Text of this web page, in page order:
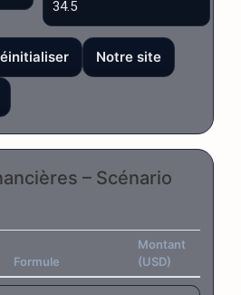
Notre site
– Scénario
Formule
Montant
(USD)